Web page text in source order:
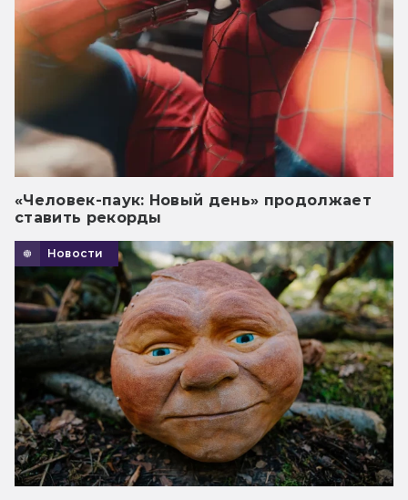
«Человек-паук: Новый день» продолжает
ставить рекорды
Новости